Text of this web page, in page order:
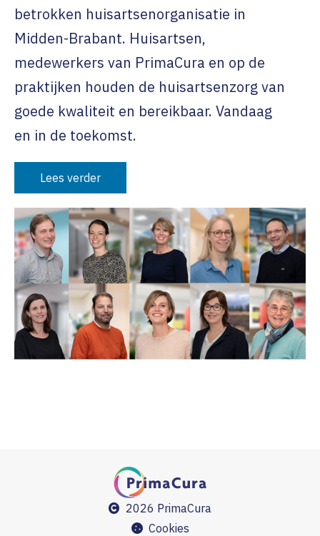
betrokken huisartsenorganisatie in
Midden-Brabant. Huisartsen,
medewerkers van PrimaCura en op de
praktijken houden de huisartsenzorg van
goede kwaliteit en bereikbaar. Vandaag
en in de toekomst.
Lees verder
2026 PrimaCura
Cookies